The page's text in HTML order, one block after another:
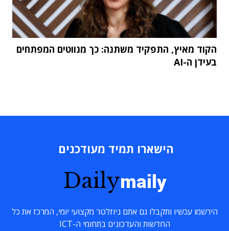
הקוד מאיץ, התפקיד משתנה: כך מנווטים המפתחים
בעידן ה-AI
הישארו תמיד מעודכנים
Dailymaily
הירשמו עכשיו ותקבלו גם אתם ניוזלטר מקצועי יומי, המרכז את כל
החדשות והעדכונים בתחומי ה-ICT